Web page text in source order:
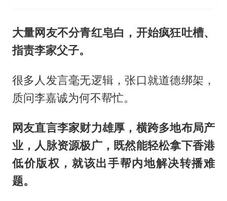
大量网友不分青红皂白，开始疯狂吐槽、
指责李家父子。
很多人发言毫无逻辑，张口就道德绑架，
质问李嘉诚为何不帮忙。
网友直言李家财力雄厚，横跨多地布局产
业，人脉资源极广，既然能轻松拿下香港
低价版权，就该出手帮内地解决转播难
题。